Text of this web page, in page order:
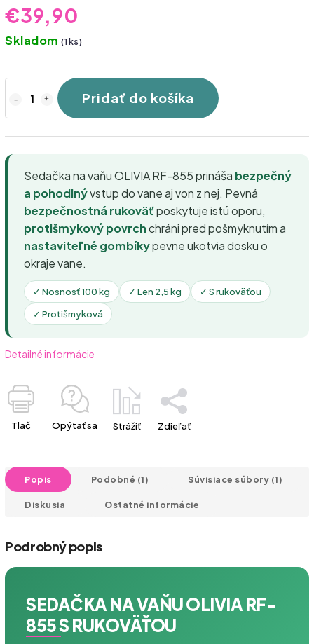
€39,90
Skladom (1 ks)
Pridať do košíka
Sedačka na vaňu OLIVIA RF-855 prináša bezpečný
a pohodlnývstup do vane aj von z nej. Pevná
bezpečnostná rukoväťposkytuje istú oporu,
protišmykový povrchchráni pred pošmyknutím a
nastaviteľné gombíkypevne ukotvia dosku o
okraje vane.
✓ Nosnosť 100 kg ✓ Len 2,5 kg
✓ S rukoväťou
✓ Protišmyková
Detailné informácie
Tlač Opýtať sa Strážiť Zdieľať
Popis Podobné (1) Súvisiace súbory (1)
Diskusia Ostatné informácie
Podrobný popis
SEDAČKA NA VAŇU OLIVIA RF-
855 S RUKOVÄŤOU